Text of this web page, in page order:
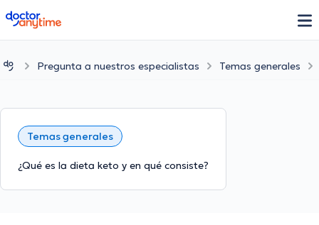
doctoranytime
Pregunta a nuestros especialistas Temas generales
Temas generales
¿Qué es la dieta keto y en qué consiste?